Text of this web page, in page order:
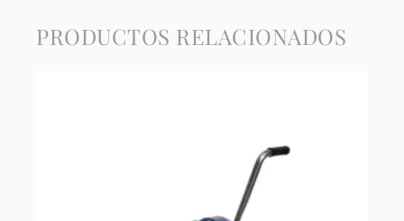
PRODUCTOS RELACIONADOS